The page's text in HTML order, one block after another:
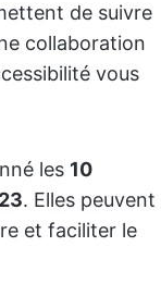
de suivre
collaboration
vous
les 10
. Elles peuvent
et faciliter le